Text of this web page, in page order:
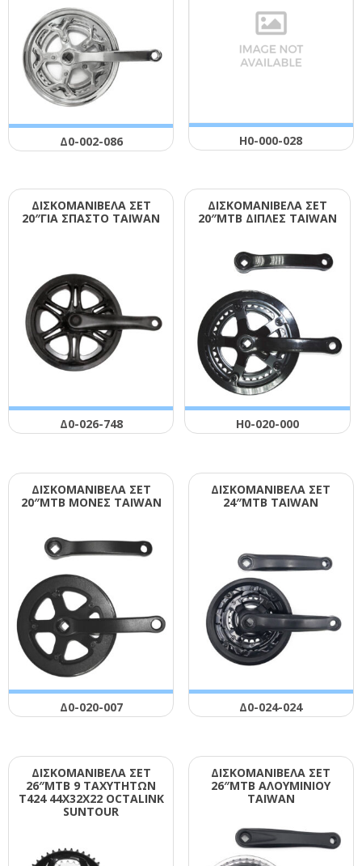
Δ0-002-086 Η0-000-028
ΔΙΣΚΟΜΑΝΙΒΕΛΑ ΣΕΤ
20″ΓΙΑ ΣΠΑΣΤΟ ΤΑΙWΑΝ
Δ0-026-748
ΔΙΣΚΟΜΑΝΙΒΕΛΑ ΣΕΤ
20″ΜΤΒ ΔΙΠΛΕΣ ΤΑΙWΑΝ
Η0-020-000
ΔΙΣΚΟΜΑΝΙΒΕΛΑ ΣΕΤ
20″ΜΤΒ ΜΟΝΕΣ ΤΑΙWΑΝ
Δ0-020-007
ΔΙΣΚΟΜΑΝΙΒΕΛΑ ΣΕΤ
24″ΜΤΒ ΤΑΙWΑΝ
Δ0-024-024
ΔΙΣΚΟΜΑΝΙΒΕΛΑ ΣΕΤ
26″ΜΤΒ 9 ΤΑΧΥΤΗΤΩΝ
Τ424 44Χ32Χ22 ΟCΤΑLΙΝΚ
SUΝΤΟUR
ΔΙΣΚΟΜΑΝΙΒΕΛΑ ΣΕΤ
26″ΜΤΒ ΑΛΟΥΜΙΝΙΟΥ
ΤΑΙWΑΝ